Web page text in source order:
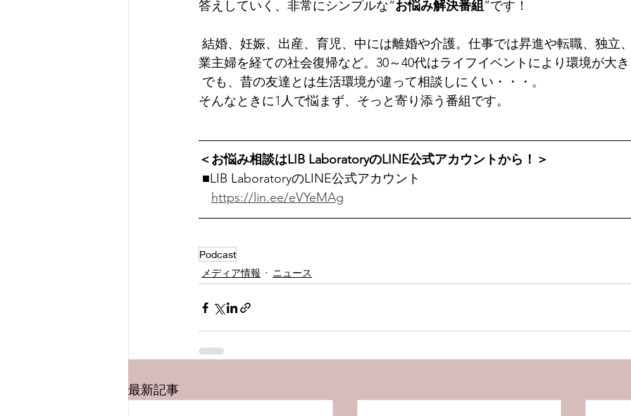
答えしていく、非常にシンプルな“お悩み解決番組 ”です！
業主婦を経ての社会復帰など。30～40代はライフイベントにより環境が大き
でも、昔の友達とは生活環境が違って相談しにくい・・・。
そんなときに1人で悩まず、そっと寄り添う番組です。
＜お悩み相談はLIB LaboratoryのLINE公式アカウントから！＞
■LIB LaboratoryのLINE公式アカウント
https://lin.ee/eVYeMAg
Podcast
メディア情報 ニュース
最新記事